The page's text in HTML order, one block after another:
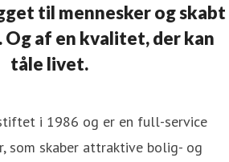
til mennesker og skabt
Og af en kvalitet, der kan
tåle livet.
i 1986 og er en full-service
som skaber attraktive bolig- og